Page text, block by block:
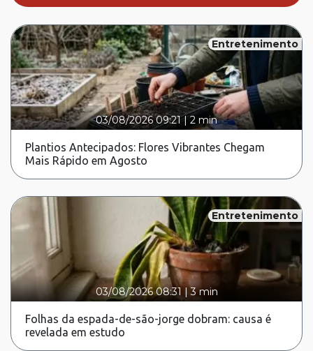
Entretenimento
03/08/2026 09:21|2 min
Plantios Antecipados: Flores Vibrantes Chegam
Mais Rápido em Agosto
Entretenimento
03/08/2026 08:31 |3 min
Folhas da espada-de-são-jorge dobram: causa é
revelada em estudo